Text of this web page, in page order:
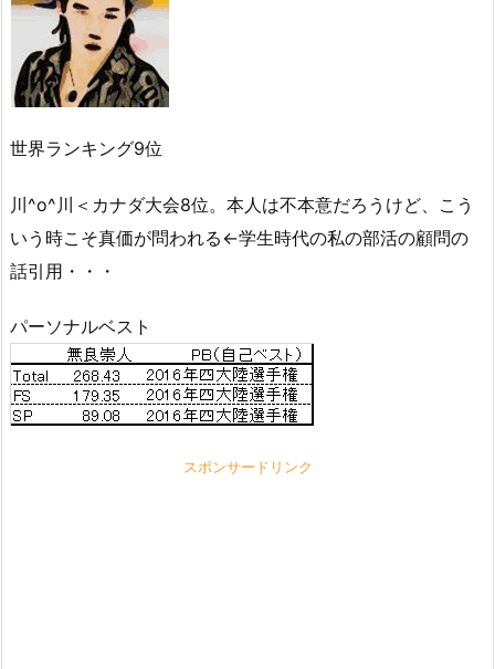
世界ランキング9位
川^o^川＜カナダ大会8位。本人は不本意だろうけど、こう
いう時こそ真価が問われる←学生時代の私の部活の顧問の
話引用・・・
パーソナルベスト
スポンサードリンク